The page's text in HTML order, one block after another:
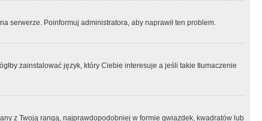
serwerze. Poinformuj administratora, aby naprawił ten problem.
zainstalować język, który Ciebie interesuje a jeśli takie tłumaczenie
z Twoją rangą, najprawdopodobniej w formie gwiazdek, kwadratów lub